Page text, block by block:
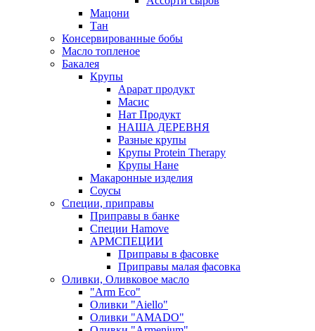
Мацони
Тан
Консервированные бобы
Масло топленое
Бакалея
Крупы
Арарат продукт
Масис
Нат Продукт
НАША ДЕРЕВНЯ
Разные крупы
Крупы Protein Therapy
Крупы Нане
Макаронные изделия
Соусы
Специи, приправы
Приправы в банке
Специи Hamove
АРМСПЕЦИИ
Приправы в фасовке
Приправы малая фасовка
Оливки, Оливковое масло
"Arm Eco"
Оливки "Aiello"
Оливки "AMADO"